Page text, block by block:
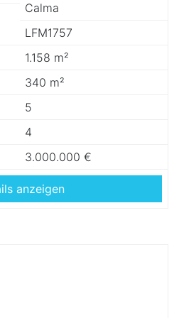
Calma
LFM1757
1.158 m²
340 m²
5
4
3.000.000 €
anzeigen